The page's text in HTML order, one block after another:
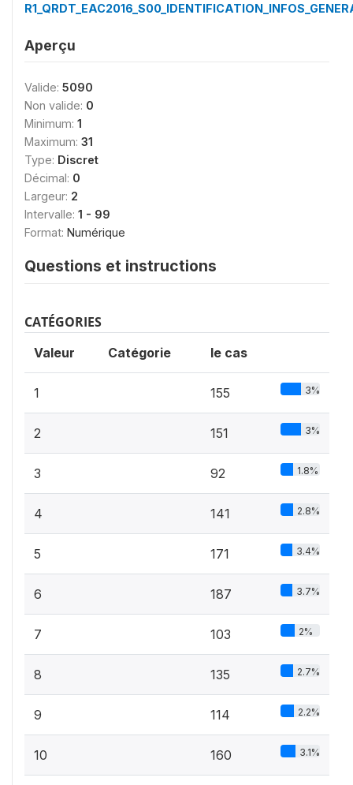
Aperçu
Valide: 5090
Non valide: 0
Minimum: 1
Maximum: 31
Type: Discret
Décimal: 0
Largeur: 2
Intervalle: 1 - 99
Format: Numérique
Questions et instructions
CATÉGORIES
Valeur Catégorie le cas
1 155 3%
2 151 3%
3 92 1.8%
4 141 2.8%
5 171 3.4%
6 187 3.7%
7 103 2%
8 135 2.7%
9 114 2.2%
10 160 3.1%